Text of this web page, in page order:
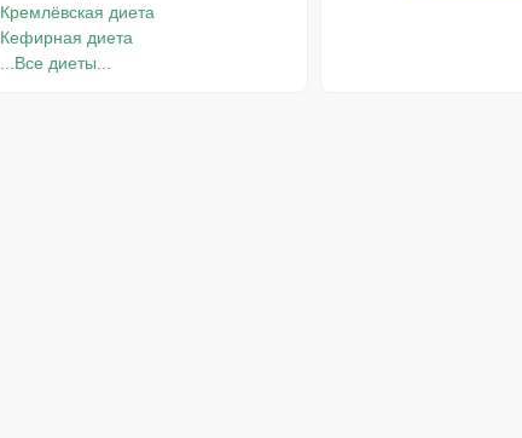
Кремлёвская диета
Кефирная диета
...Все диеты...